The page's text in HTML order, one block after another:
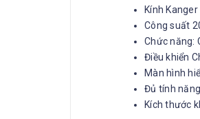
Kính Kanger
Công suất
Chức năng:
Điều khiển
Màn hình
Đủ tính
Kích thước